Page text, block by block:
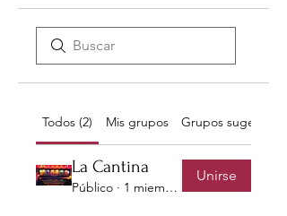
Todos (2) Mis grupos Grupos sugeridos
La Cantina
Público · 1 miembro
Unirse